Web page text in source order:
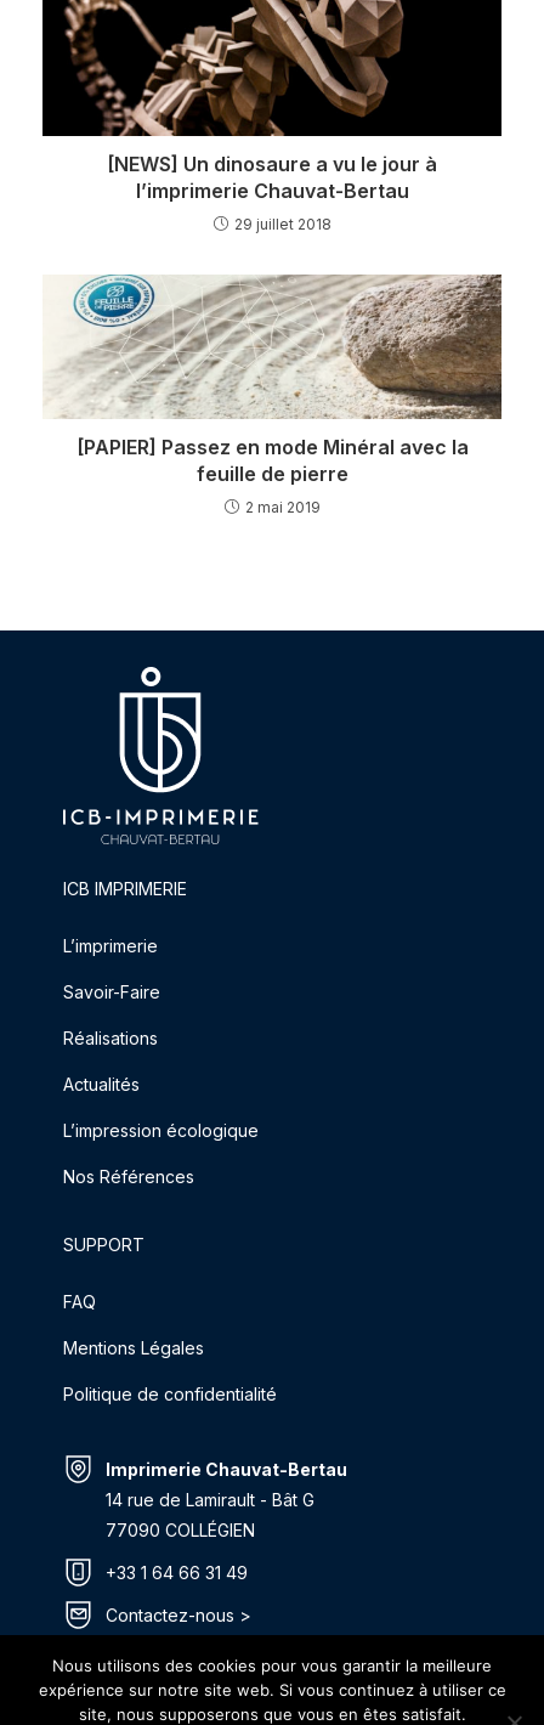
[NEWS] Un dinosaure a vu le jour à
l’imprimerie Chauvat-Bertau
29 juillet 2018
[PAPIER] Passez en mode Minéral avec la
feuille de pierre
2 mai 2019
ICB IMPRIMERIE
L’imprimerie
Savoir-Faire
Réalisations
Actualités
L’impression écologique
Nos Références
SUPPORT
FAQ
Mentions Légales
Politique de confidentialité
Imprimerie Chauvat-Bertau
14 rue de Lamirault - Bât G
77090 COLLÉGIEN
+33 1 64 66 31 49
Contactez-nous >
Itinéraire >
Nous utilisons des cookies pour vous garantir la meilleure
expérience sur notre site web. Si vous continuez à utiliser ce
site, nous supposerons que vous en êtes satisfait.